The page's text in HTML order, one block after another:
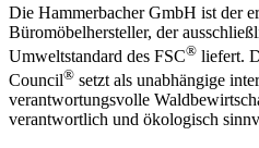
Die Hammerbacher GmbH ist der
Büromöbelhersteller, der
Umweltstandard des FSC® liefert.
Council® setzt als unabhängige
verantwortungsvolle
verantwortlich und ökologisch